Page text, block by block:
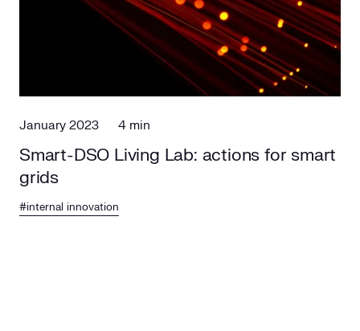
Social responsibility
January 2023 4 min
Smart-DSO Living Lab: actions for smart
grids
#internal innovation